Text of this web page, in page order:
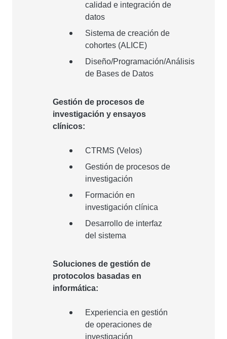
calidad e integración de
datos
Sistema de creación de
cohortes (ALICE)
Diseño/Programación/Análisis
de Bases de Datos
Gestión de procesos de
investigación y ensayos
clínicos:
CTRMS (Velos)
Gestión de procesos de
investigación
Formación en
investigación clínica
Desarrollo de interfaz
del sistema
Soluciones de gestión de
protocolos basadas en
informática:
Experiencia en gestión
de operaciones de
investigación